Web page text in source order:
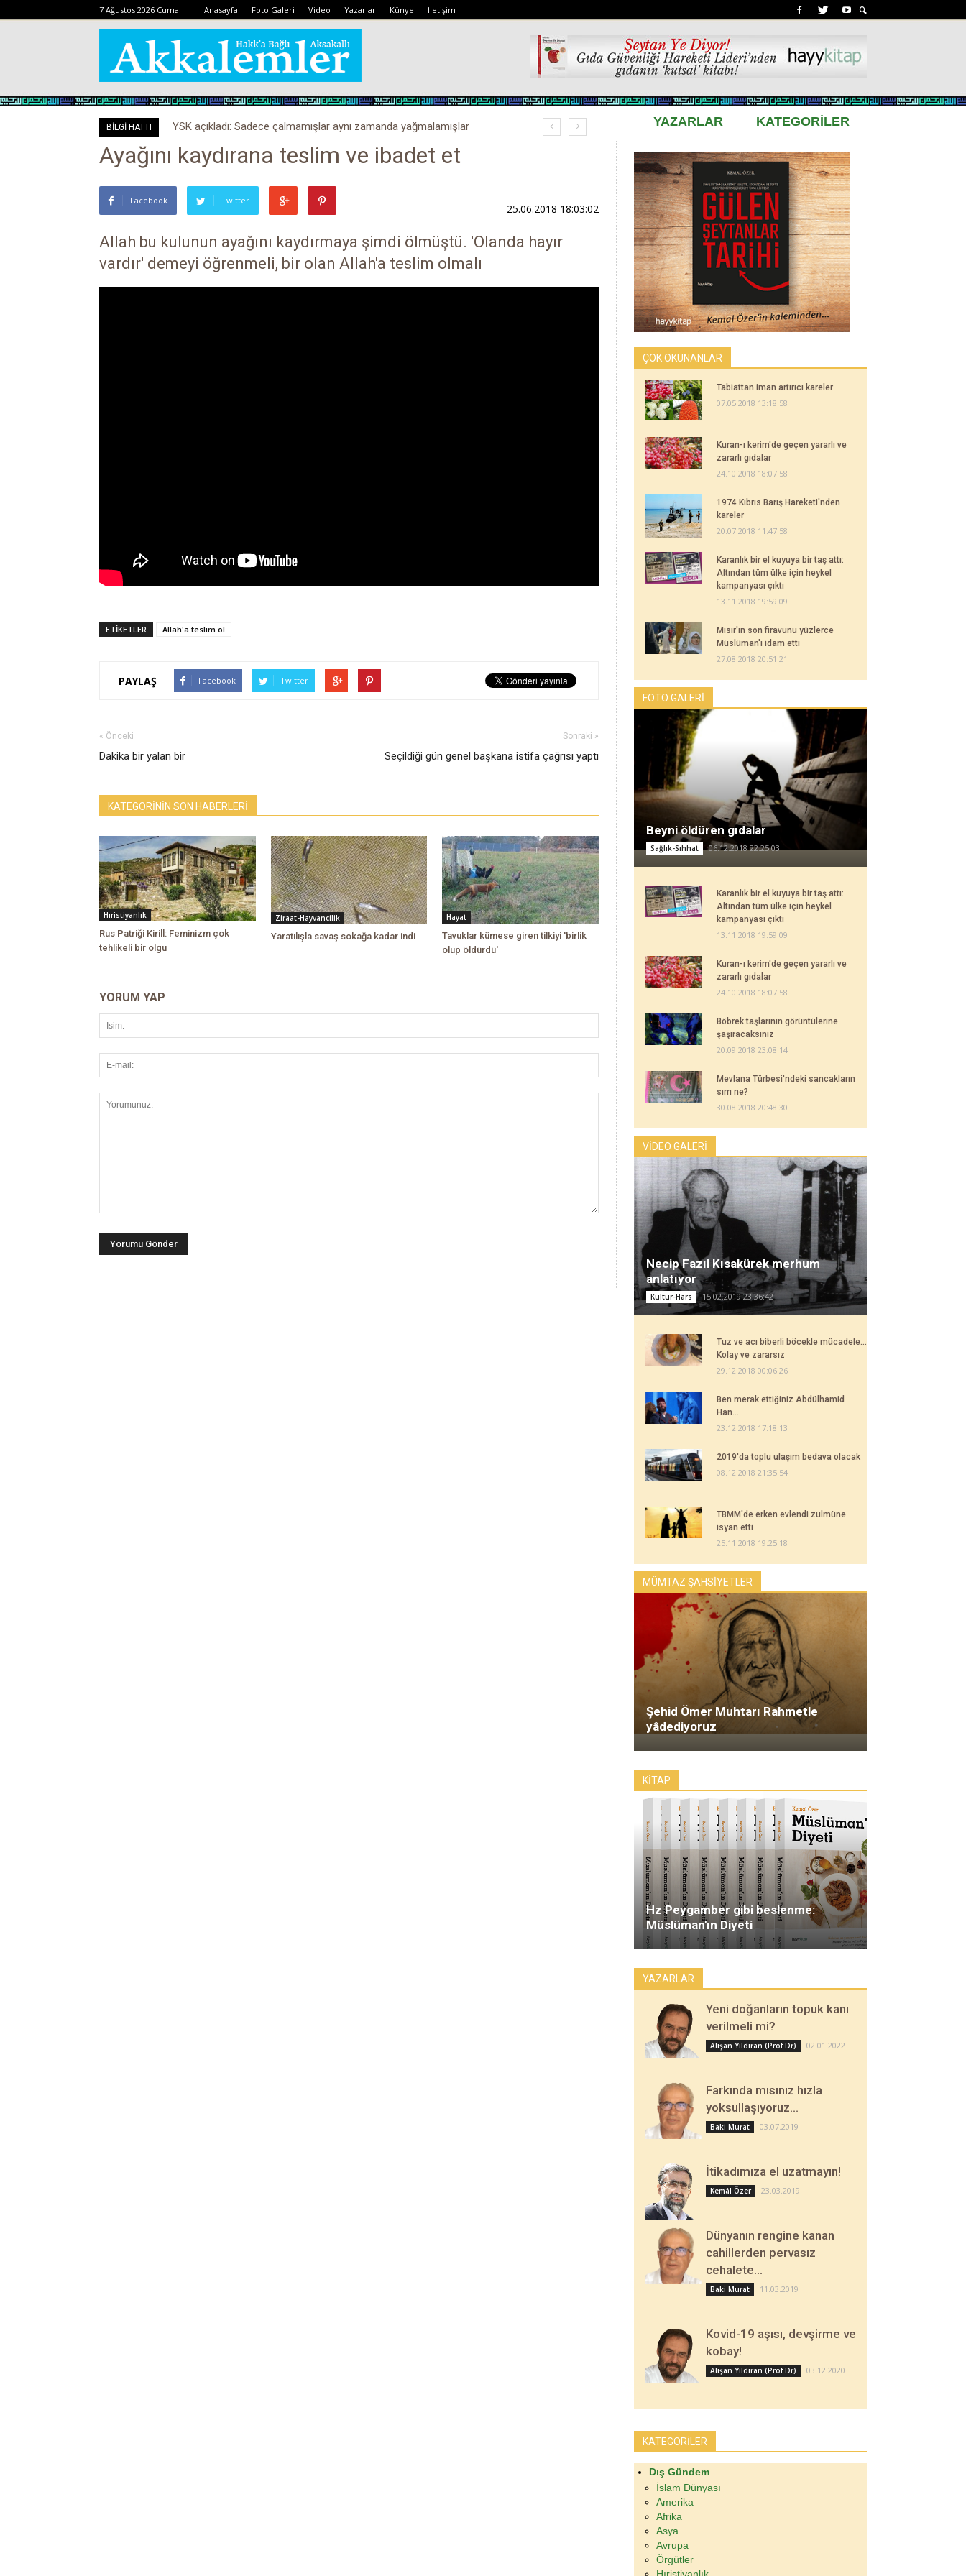
7 Ağustos 2026 Cuma Anasayfa Foto Galeri Video Yazarlar Künye İletişim
BİLGİ HATTI YSK açıkladı: Sadece çalmamışlar aynı zamanda yağmalamışlar YAZARLAR KATEGORİLER
Ayağını kaydırana teslim ve ibadet et
Facebook Twitter
25.06.2018 18:03:02
Allah bu kulunun ayağını kaydırmaya şimdi ölmüştü. 'Olanda hayır
vardır' demeyi öğrenmeli, bir olan Allah'a teslim olmalı
ETİKETLER Allah'a teslim ol
PAYLAŞ Facebook Twitter
« Önceki
Dakika bir yalan bir
Sonraki »
Seçildiği gün genel başkana istifa çağrısı yaptı
KATEGORİNİN SON HABERLERİ
Hıristiyanlık
Rus Patriği Kirill: Feminizm çok
tehlikeli bir olgu
Ziraat-Hayvancilik
Yaratılışla savaş sokağa kadar indi
Hayat
Tavuklar kümese giren tilkiyi 'birlik
olup öldürdü'
YORUM YAP
ÇOK OKUNANLAR
Tabiattan iman artırıcı kareler
07.05.2018 13:18:58
Kuran-ı kerim'de geçen yararlı ve
zararlı gıdalar
24.10.2018 18:07:58
1974 Kıbrıs Barış Hareketi'nden
kareler
20.07.2018 11:47:58
Karanlık bir el kuyuya bir taş attı:
Altından tüm ülke için heykel
kampanyası çıktı
13.11.2018 19:59:09
Mısır'ın son firavunu yüzlerce
Müslüman'ı idam etti
27.08.2018 20:51:21
FOTO GALERİ
Beyni öldüren gıdalar
Sağlık-Sıhhat 06.12.2018 22:25:03
Karanlık bir el kuyuya bir taş attı:
Altından tüm ülke için heykel
kampanyası çıktı
13.11.2018 19:59:09
Kuran-ı kerim'de geçen yararlı ve
zararlı gıdalar
24.10.2018 18:07:58
Böbrek taşlarının görüntülerine
şaşıracaksınız
20.09.2018 23:08:14
Mevlana Türbesi'ndeki sancakların
sırrı ne?
30.08.2018 20:48:30
VİDEO GALERİ
Necip Fazıl Kısakürek merhum
anlatıyor
Kültür-Hars 15.02.2019 23:36:42
Tuz ve acı biberli böcekle mücadele...
Kolay ve zararsız
29.12.2018 00:06:26
Ben merak ettiğiniz Abdülhamid
Han...
23.12.2018 17:18:13
2019'da toplu ulaşım bedava olacak
08.12.2018 21:35:54
TBMM'de erken evlendi zulmüne
isyan etti
25.11.2018 19:25:18
MÜMTAZ ŞAHSİYETLER
Şehid Ömer Muhtarı Rahmetle
yâdediyoruz
KİTAP
Hz Peygamber gibi beslenme:
Müslüman'ın Diyeti
YAZARLAR
Yeni doğanların topuk kanı
verilmeli mi?
Alişan Yıldıran (Prof Dr) 02.01.2022
Farkında mısınız hızla
yoksullaşıyoruz…
Baki Murat 03.07.2019
İtikadımıza el uzatmayın!
Kemâl Özer 23.03.2019
Dünyanın rengine kanan
cahillerden pervasız
cehalete…
Baki Murat 11.03.2019
Kovid-19 aşısı, devşirme ve
kobay!
Alişan Yıldıran (Prof Dr) 03.12.2020
KATEGORİLER
Dış Gündem
İslam Dünyası
Amerika
Afrika
Asya
Avrupa
Örgütler